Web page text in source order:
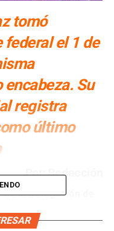
tomó
federal el 1 de
Su
registra
último
Por: Redacción
la Delegación de
a su padre —